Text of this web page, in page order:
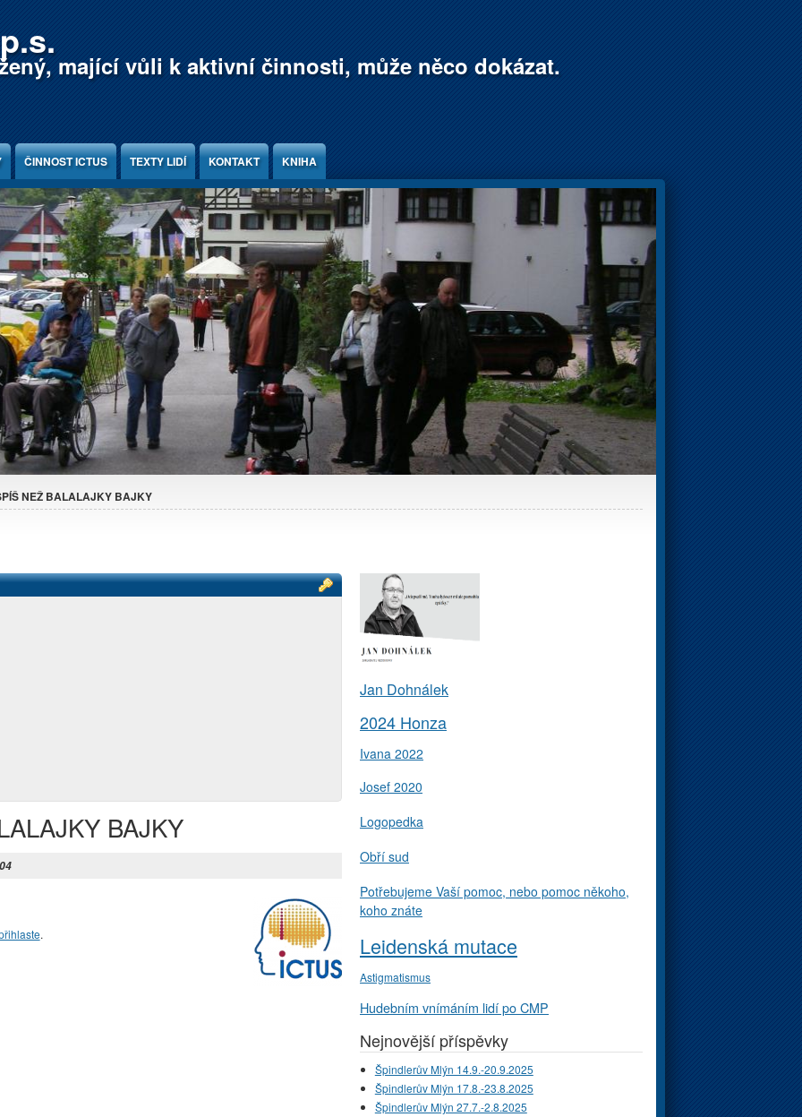
mající vůli k aktivní činnosti, může něco dokázat.
ČINNOST ICTUS TEXTY LIDÍ KONTAKT KNIHA
NEŽ BALALAJKY BAJKY
BAJKY
.
Jan Dohnálek
2024 Honza
Ivana 2022
Josef 2020
Logopedka
Obří sud
Potřebujeme Vaší pomoc, nebo pomoc někoho,
koho znáte
Leidenská mutace
Astigmatismus
Hudebním vnímáním lidí po CMP
Nejnovější příspěvky
Špindlerův Mlýn 14.9.-20.9.2025
Špindlerův Mlýn 17.8.-23.8.2025
Špindlerův Mlýn 27.7.-2.8.2025